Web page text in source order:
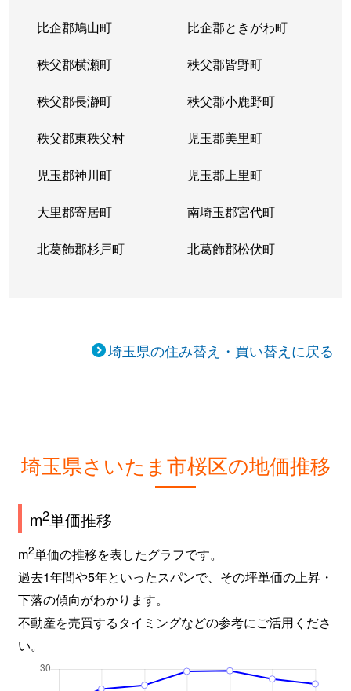
比企郡鳩山町 比企郡ときがわ町
秩父郡横瀬町 秩父郡皆野町
秩父郡長瀞町 秩父郡小鹿野町
秩父郡東秩父村 児玉郡美里町
児玉郡神川町 児玉郡上里町
大里郡寄居町 南埼玉郡宮代町
北葛飾郡杉戸町 北葛飾郡松伏町
埼玉県の住み替え・買い替えに戻る
埼玉県さいたま市桜区の地価推移
m2単価推移
m2単価の推移を表したグラフです。
過去1年間や5年といったスパンで、その坪単価の上昇・
下落の傾向がわかります。
不動産を売買するタイミングなどの参考にご活用くださ
い。